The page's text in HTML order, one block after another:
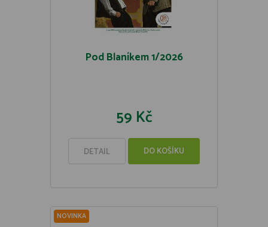
Pod Blaníkem 1/2026
59 Kč
DETAIL DO KOŠÍKU
NOVINKA